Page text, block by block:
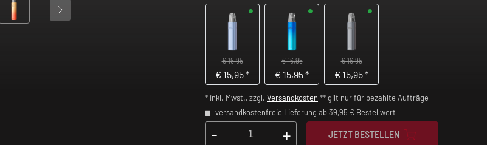
€ 16,95
€ 15,95*
€ 16,95
€ 15,95*
€ 16,95
€ 15,95*
* inkl. Mwst., zzgl. Versandkosten ** gilt nur für bezahlte Aufträge
versandkostenfreie Lieferung ab 39,95 € Bestellwert
- + JETZT BESTELLEN